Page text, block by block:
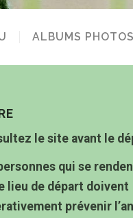
ALBUMS PHOTOS
le site avant le
qui se
lieu de départ doivent
prévenir